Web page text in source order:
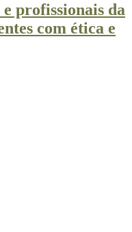
profissionais da
com ética e